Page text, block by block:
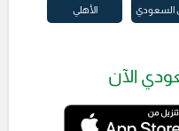
السعودي الأهلي
الآن